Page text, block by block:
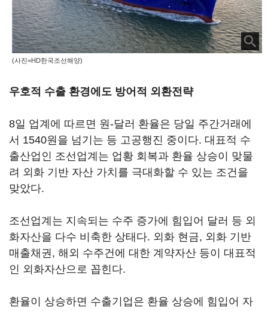
(사진=HD한국조선해양)
우호적 수출 환경에도 방어적 외환전략
8일 업계에 따르면 원-달러 환율은 당일 주간거래에
서 1540원을 넘기는 등 고공행진 중이다. 대표적 수
출산업인 조선업계는 업황 회복과 환율 상승이 맞물
려 외화 기반 자산 가치를 극대화할 수 있는 조건을
맞았다.
조선업계는 지속되는 수주 증가에 힘입어 달러 등 외
화자산을 다수 비축한 상태다. 외화 현금, 외화 기반
매출채권, 해외 수주건에 대한 계약자산 등이 대표적
인 외화자산으로 꼽힌다.
환율이 상승하면 수출기업은 환율 상승에 힘입어 자